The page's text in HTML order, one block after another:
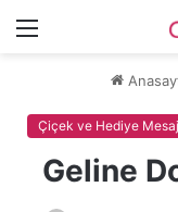
Menü
Çiçek ve Hediye
Geline